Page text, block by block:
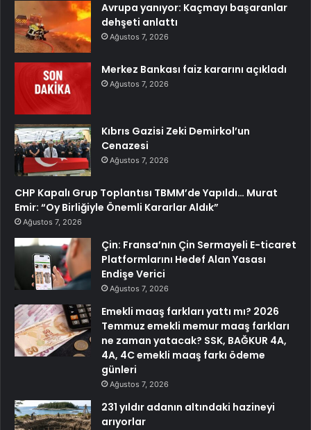
Avrupa yanıyor: Kaçmayı başaranlar
dehşeti anlattı
Ağustos 7, 2026
Merkez Bankası faiz kararını açıkladı
Ağustos 7, 2026
Kıbrıs Gazisi Zeki Demirkol’un
Cenazesi
Ağustos 7, 2026
CHP Kapalı Grup Toplantısı TBMM’de Yapıldı… Murat
Emir: “Oy Birliğiyle Önemli Kararlar Aldık”
Ağustos 7, 2026
Çin: Fransa’nın Çin Sermayeli E-ticaret
Platformlarını Hedef Alan Yasası
Endişe Verici
Ağustos 7, 2026
Emekli maaş farkları yattı mı? 2026
Temmuz emekli memur maaş farkları
ne zaman yatacak? SSK, BAĞKUR 4A,
4A, 4C emekli maaş farkı ödeme
günleri
Ağustos 7, 2026
231 yıldır adanın altındaki hazineyi
arıyorlar